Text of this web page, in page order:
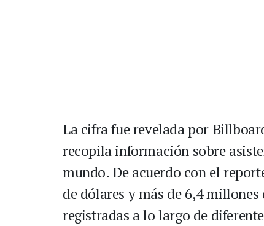
La cifra fue revelada por
recopila información sobre
mundo. De acuerdo con el
de dólares y más de 6,4
registradas a lo largo de